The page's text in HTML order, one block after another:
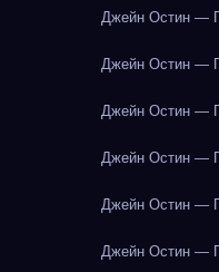
Джейн Остин —
Джейн Остин —
Джейн Остин —
Джейн Остин —
Джейн Остин —
Джейн Остин —